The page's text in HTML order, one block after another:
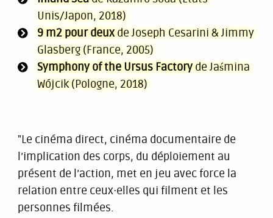
Unis/Japon, 2018)
9 m2 pour deuxde Joseph Cesarini & Jimmy
Glasberg (France, 2005)
Symphony of the Ursus Factoryde Jaśmina
Wójcik (Pologne, 2018)
"Le cinéma direct, cinéma documentaire de
l’implication des corps, du déploiement au
présent de l’action, met en jeu avec force la
relation entre ceux·elles qui filment et les
personnes filmées.